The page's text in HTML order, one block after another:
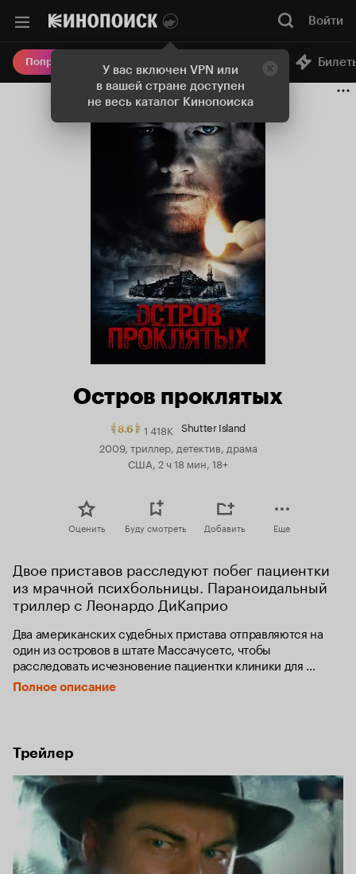
У вас включен VPN или
в вашей стране доступен
не весь каталог Кинопоиска
Войти
Попробовать Плюс Онлайн-кинотеатр
Остров проклятых
8.6Рейтинг
8.6.
топ
1 418K Shutter Island
2009, триллер, детектив, драма
США, 2 ч 18 мин, 18+
Оценить Буду смотреть Добавить Еще
Двое приставов расследуют побег пациентки
из мрачной психбольницы. Параноидальный
триллер с Леонардо ДиКаприо
Два американских судебных пристава отправляются на
один из островов в штате Массачусетс, чтобы
расследовать исчезновение пациентки клиники для
умалишенных преступников. При проведении
расследования им придется столкнуться с паутиной лжи,
Полное описание
Трейлер